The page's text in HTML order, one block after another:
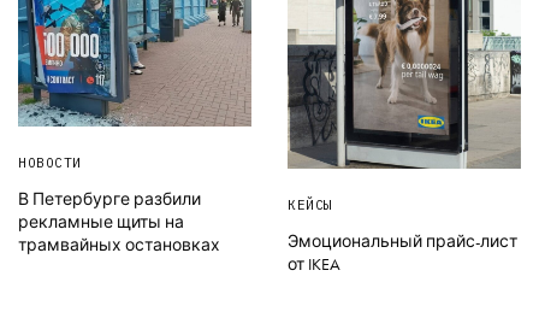
НОВОСТИ
В Петербурге разбили
рекламные щиты на
трамвайных остановках
КЕЙСЫ
Эмоциональный прайс-лист
от IKEA